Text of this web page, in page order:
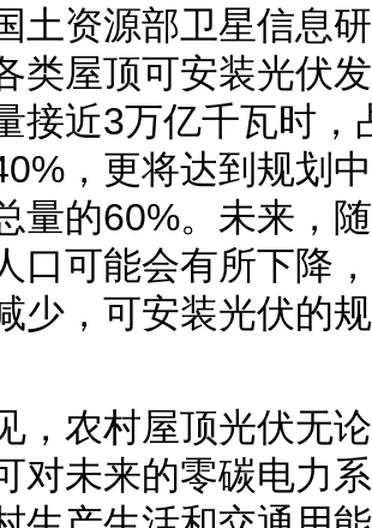
土资源部卫星信息
类屋顶可安装光伏
接近3万亿千瓦时
，更将达到规划
量的60%。未来，
口可能会有所下降
少，可安装光伏的
，农村屋顶光伏无
对未来的零碳电力